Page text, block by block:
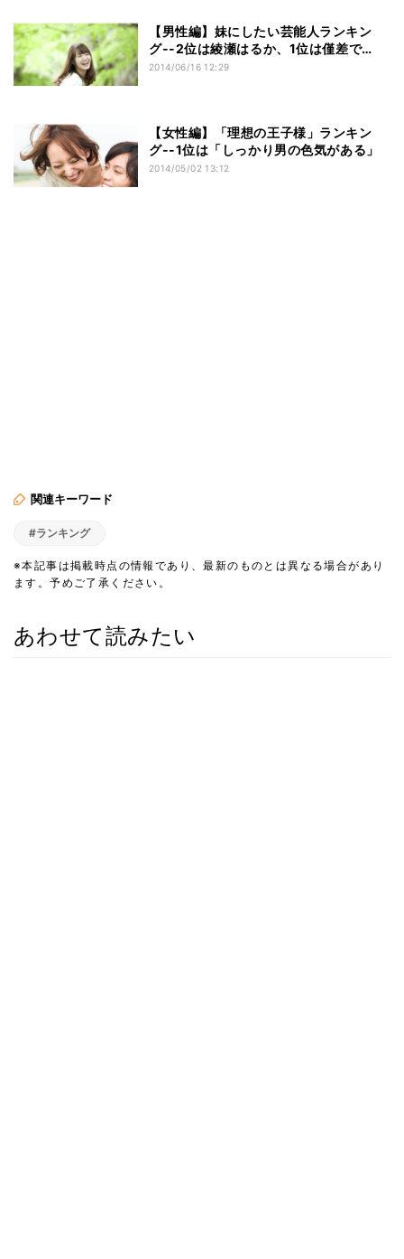
【男性編】妹にしたい芸能人ランキン
グ--2位は綾瀬はるか、1位は僅差で…
2014/06/16 12:29
【女性編】「理想の王子様」ランキン
グ--1位は「しっかり男の色気がある」
2014/05/02 13:12
関連キーワード
#ランキング
※本記事は掲載時点の情報であり、最新のものとは異なる場合があり
ます。予めご了承ください。
あわせて読みたい